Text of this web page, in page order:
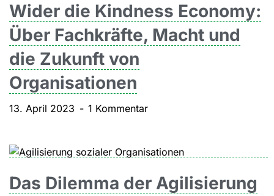
Wider die Kindness Economy:
Über Fachkräfte, Macht und
die Zukunft von
Organisationen
13. April 2023 1 Kommentar
Das Dilemma der Agilisierung